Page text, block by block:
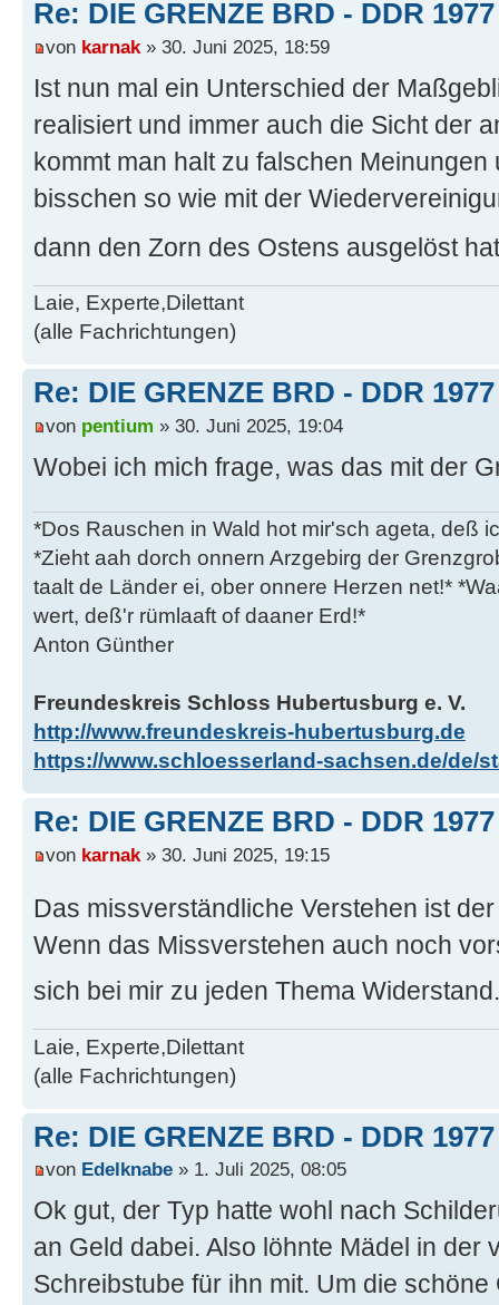
Re: DIE GRENZE BRD - DDR
von karnak » 30. Juni 2025, 18:59
Ist nun mal ein Unterschied der
realisiert und immer auch die Sicht der
kommt man halt zu falschen Meinungen
bisschen so wie mit der
dann den Zorn des Ostens ausgelöst
Laie, Experte,Dilettant
(alle Fachrichtungen)
Re: DIE GRENZE BRD - DDR
von pentium » 30. Juni 2025, 19:04
Wobei ich mich frage, was das mit der
*Dos Rauschen in Wald hot mir'sch ageta, deß
*Zieht aah dorch onnern Arzgebirg der
taalt de Länder ei, ober onnere Herzen net!*
wert, deß'r rümlaaft of daaner Erd!*
Anton Günther
Freundeskreis Schloss Hubertusburg e. V.
http://www.freundeskreis-hubertusburg.de
https://www.schloesserland-sachsen.de/de/
Re: DIE GRENZE BRD - DDR
von karnak » 30. Juni 2025, 19:15
Das missverständliche Verstehen ist
Wenn das Missverstehen auch noch
sich bei mir zu jeden Thema
Laie, Experte,Dilettant
(alle Fachrichtungen)
Re: DIE GRENZE BRD - DDR
von Edelknabe » 1. Juli 2025, 08:05
Ok gut, der Typ hatte wohl nach
an Geld dabei. Also löhnte Mädel in der
Schreibstube für ihn mit. Um die